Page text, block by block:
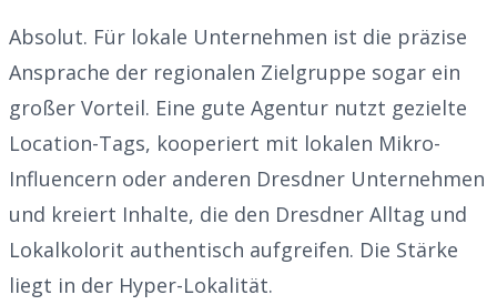
Absolut. Für lokale Unternehmen ist die präzise
Ansprache der regionalen Zielgruppe sogar ein
großer Vorteil. Eine gute Agentur nutzt gezielte
Location-Tags, kooperiert mit lokalen Mikro-
Influencern oder anderen Dresdner Unternehmen
und kreiert Inhalte, die den Dresdner Alltag und
Lokalkolorit authentisch aufgreifen. Die Stärke
liegt in der Hyper-Lokalität.